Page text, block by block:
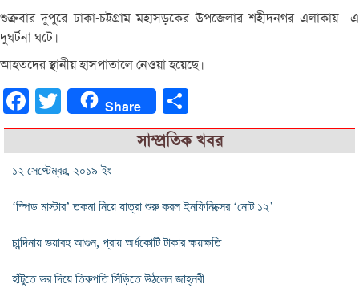
শুক্রবার দুপুরে ঢাকা-চট্টগ্রাম মহাসড়কের উপজেলার শহীদনগর এলাকায় এ
দুঘর্টনা ঘটে।
আহতদের স্থানীয় হাসপাতালে নেওয়া হয়েছে।
FacebookTwitter Share
সাম্প্রতিক খবর
১২ সেপ্টেম্বর, ২০১৯ ইং
‘স্পিড মাস্টার’ তকমা নিয়ে যাত্রা শুরু করল ইনফিনিক্সের ‘নোট ১২’
চান্দিনায় ভয়াবহ আগুন, প্রায় অর্ধকোটি টাকার ক্ষয়ক্ষতি
হাঁটুতে ভর দিয়ে তিরুপতি সিঁড়িতে উঠলেন জাহ্নবী